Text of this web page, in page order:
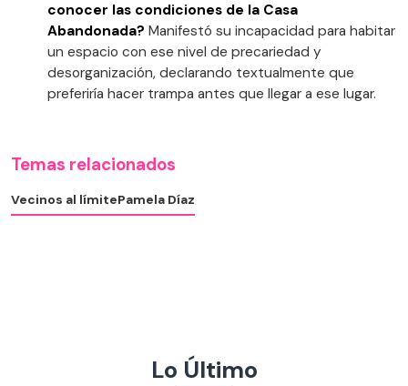
conocer las condiciones de la Casa
Abandonada? Manifestó su incapacidad para habitar
un espacio con ese nivel de precariedad y
desorganización, declarando textualmente que
preferiría hacer trampa antes que llegar a ese lugar.
Temas relacionados
Vecinos al límitePamela Díaz
Lo Último